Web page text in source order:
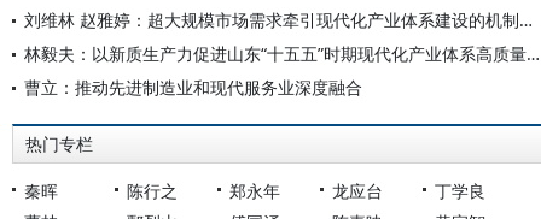
刘维林 赵雅婷：超大规模市场需求牵引现代化产业体系建设的机制与路径
林毅夫：以新质生产力促进山东“十五五”时期现代化产业体系高质量发展
曹立：推动先进制造业和现代服务业深度融合
热门专栏
秦晖 陈行之 郑永年 龙应台
丁学良